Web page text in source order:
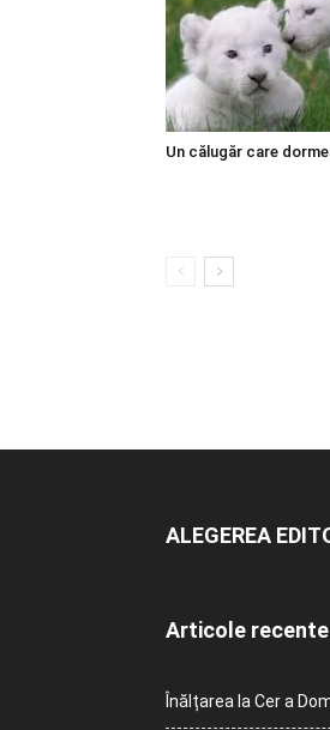
Un călugăr care
ALEGEREA
Articole recente
Înălțarea la Cer a